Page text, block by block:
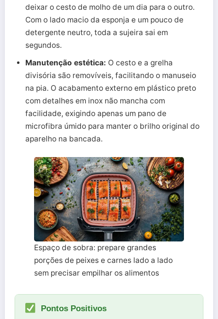
deixar o cesto de molho de um dia para o outro.
Com o lado macio da esponja e um pouco de
detergente neutro, toda a sujeira sai em
segundos.
Manutenção estética: O cesto e a grelha
divisória são removíveis, facilitando o manuseio
na pia. O acabamento externo em plástico preto
com detalhes em inox não mancha com
facilidade, exigindo apenas um pano de
microfibra úmido para manter o brilho original do
aparelho na bancada.
Espaço de sobra: prepare grandes
porções de peixes e carnes lado a lado
sem precisar empilhar os alimentos
Pontos Positivos